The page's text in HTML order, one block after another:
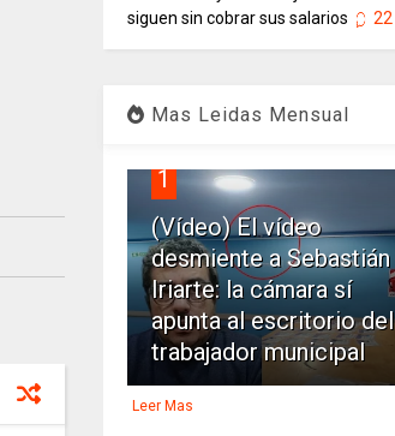
siguen sin cobrar sus salarios
22
Mas Leidas Mensual
1
(Vídeo) El vídeo
desmiente a Sebastián
Iriarte: la cámara sí
apunta al escritorio del
trabajador municipal
Leer Mas